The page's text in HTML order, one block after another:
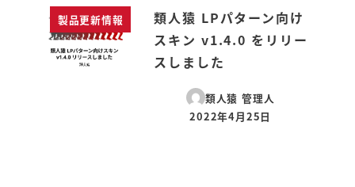
製品更新情報
類人猿 LPパターン向け
スキン v1.4.0 をリリー
スしました
類人猿 管理人
投稿日
2022年4月25日